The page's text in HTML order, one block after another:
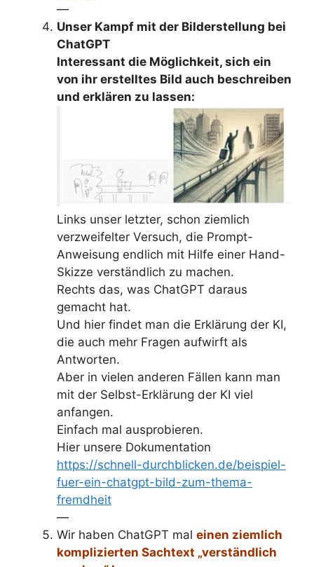
—
Unser Kampf mit der Bilderstellung bei
ChatGPT
Interessant die Möglichkeit, sich ein
von ihr erstelltes Bild auch beschreiben
und erklären zu lassen:
Links unser letzter, schon ziemlich
verzweifelter Versuch, die Prompt-
Anweisung endlich mit Hilfe einer Hand-
Skizze verständlich zu machen.
Rechts das, was ChatGPT daraus
gemacht hat.
Und hier findet man die Erklärung der KI,
die auch mehr Fragen aufwirft als
Antworten.
Aber in vielen anderen Fällen kann man
mit der Selbst-Erklärung der KI viel
anfangen.
Einfach mal ausprobieren.
Hier unsere Dokumentation
https://schnell-durchblicken.de/beispiel-
fuer-ein-chatgpt-bild-zum-thema-
fremdheit
—
Wir haben ChatGPT mal einen ziemlich
komplizierten Sachtext „verständlich